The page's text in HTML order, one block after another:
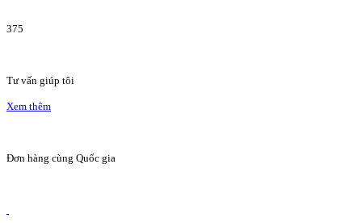
375
Tư vấn giúp tôi
Xem thêm
Đơn hàng cùng Quốc gia